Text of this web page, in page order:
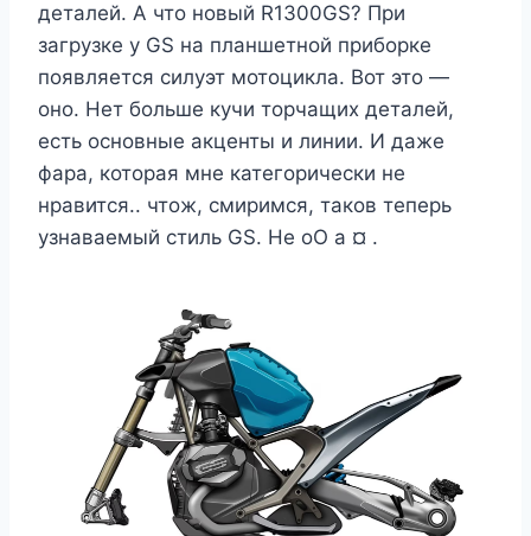
деталей. А что новый R1300GS? При
загрузке у GS на планшетной приборке
появляется силуэт мотоцикла. Вот это —
оно. Нет больше кучи торчащих деталей,
есть основные акценты и линии. И даже
фара, которая мне категорически не
нравится.. чтож, смиримся, таков теперь
узнаваемый стиль GS. Не оО а ¤ .